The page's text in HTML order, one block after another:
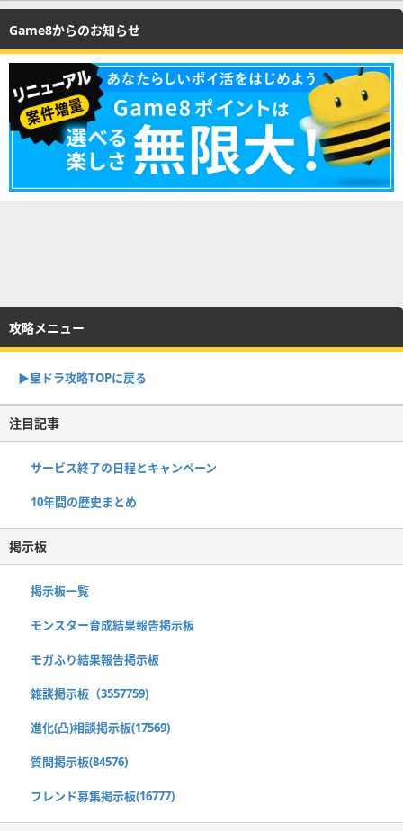
Game8からのお知らせ
攻略メニュー
▶︎星ドラ攻略TOPに戻る
注目記事
サービス終了の日程とキャンペーン
10年間の歴史まとめ
掲示板
掲示板一覧
モンスター育成結果報告掲示板
モガふり結果報告掲示板
雑談掲示板（3557759)
進化(凸)相談掲示板(17569)
質問掲示板(84576)
フレンド募集掲示板(16777)